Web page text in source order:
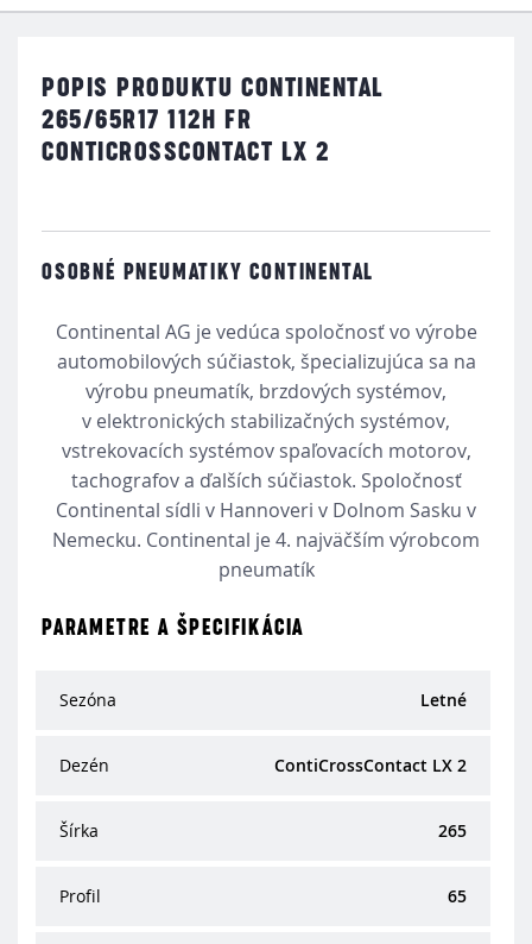
POPIS PRODUKTU CONTINENTAL
265/65R17 112H FR
CONTICROSSCONTACT LX 2
OSOBNÉ PNEUMATIKY CONTINENTAL
Continental AG je vedúca spoločnosť vo výrobe
automobilových súčiastok, špecializujúca sa na
výrobu pneumatík, brzdových systémov,
v elektronických stabilizačných systémov,
vstrekovacích systémov spaľovacích motorov,
tachografov a ďalších súčiastok. Spoločnosť
Continental sídli v Hannoveri v Dolnom Sasku v
Nemecku. Continental je 4. najväčším výrobcom
pneumatík
PARAMETRE A ŠPECIFIKÁCIA
Sezóna Letné
Dezén ContiCrossContact LX 2
Šírka 265
Profil 65